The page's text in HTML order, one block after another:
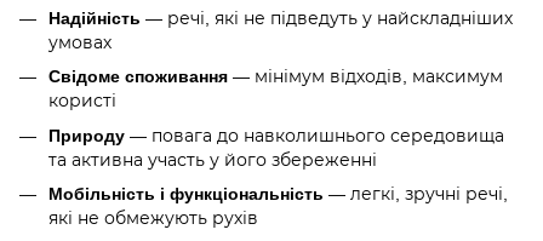
Надійність — речі, які не підведуть у найскладніших
умовах
Свідоме споживання — мінімум відходів, максимум
користі
Природу — повага до навколишнього середовища
та активна участь у його збереженні
Мобільність і функціональність — легкі, зручні речі,
які не обмежують рухів